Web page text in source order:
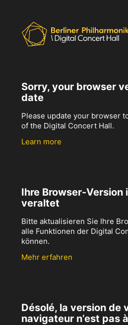
Sorry, your browser
date
Please update your browser
of the Digital Concert Hall.
Learn more
Ihre Browser-Version
veraltet
Bitte aktualisieren Sie Ihre
alle Funktionen der Digital
können.
Mehr erfahren
Désolé, la version de
navigateur n’est pas